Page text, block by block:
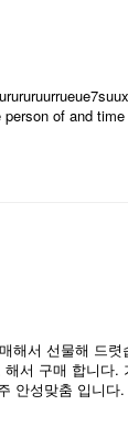
of and time
해서 선물해 드렷
서 구매 합니다.
안성맞춤 입니다